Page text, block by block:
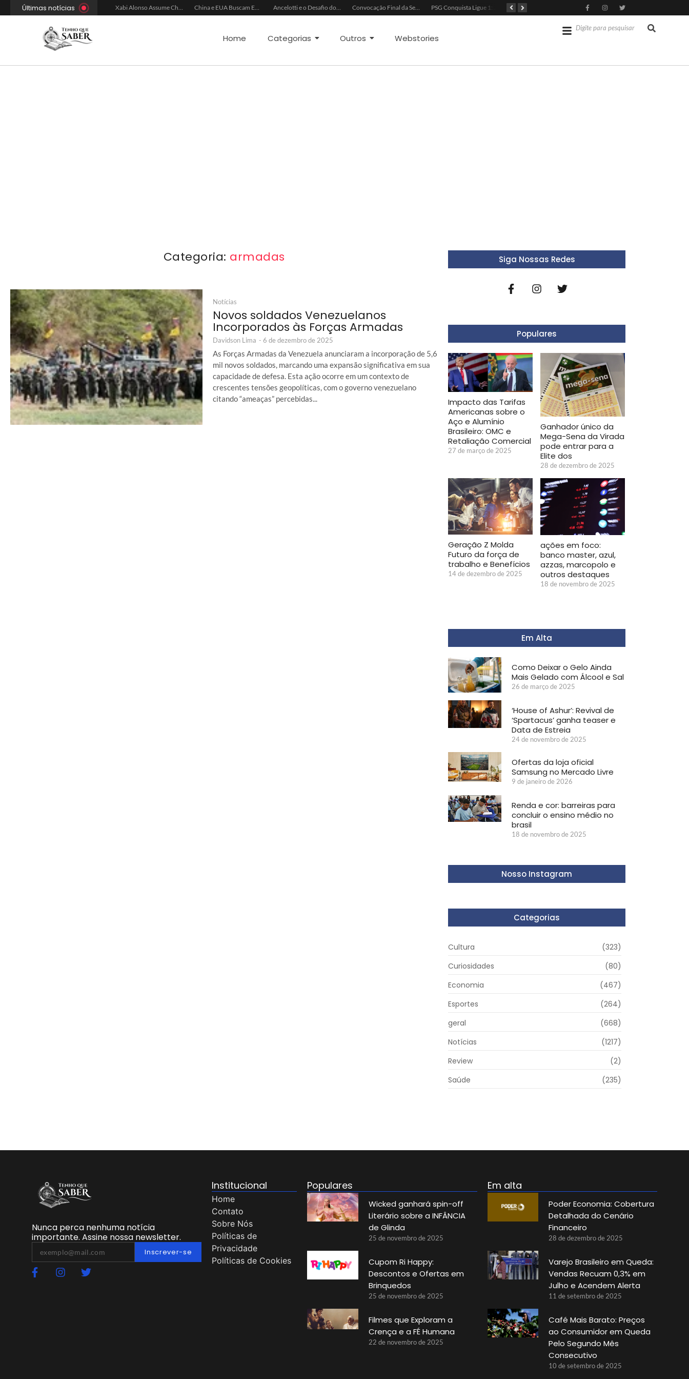
Últimas notícias Xabi Alonso Assume Chelsea: Nova Estratégia Gerencial e Contrato Até 2030 China e EUA Buscam Expansão do Comércio Agrícola Ancelotti e o Desafio dos Goleiros na Seleção Convocação Final da Seleção Brasileira para a Copa do Mundo 2026
Home Categorias Outros Webstories
Categoria: armadas
Notícias
Novos soldados Venezuelanos
Incorporados às Forças Armadas
Davidson Lima - 6 de dezembro de 2025
As Forças Armadas da Venezuela anunciaram a incorporação de 5,6
mil novos soldados, marcando uma expansão significativa em sua
capacidade de defesa. Esta ação ocorre em um contexto de
crescentes tensões geopolíticas, com o governo venezuelano
citando “ameaças” percebidas...
Siga Nossas Redes
Populares
Impacto das Tarifas
Americanas sobre o
Aço e Alumínio
Brasileiro: OMC e
Retaliação Comercial
27 de março de 2025
Ganhador único da
Mega-Sena da Virada
pode entrar para a
Elite dos
28 de dezembro de 2025
Geração Z Molda
Futuro da força de
trabalho e Benefícios
14 de dezembro de 2025
ações em foco:
banco master, azul,
azzas, marcopolo e
outros destaques
18 de novembro de 2025
Em Alta
Como Deixar o Gelo Ainda
Mais Gelado com Álcool e Sal
26 de março de 2025
‘House of Ashur’: Revival de
‘Spartacus’ ganha teaser e
Data de Estreia
24 de novembro de 2025
Ofertas da loja oficial
Samsung no Mercado Livre
9 de janeiro de 2026
Renda e cor: barreiras para
concluir o ensino médio no
brasil
18 de novembro de 2025
Nosso Instagram
Categorias
Cultura
(323)
Curiosidades
(80)
Economia
(467)
Esportes
(264)
geral
(668)
Notícias
(1217)
Review
(2)
Saúde
(235)
Nunca perca nenhuma notícia
importante. Assine nossa newsletter.
Inscrever-se
Institucional
Home
Contato
Sobre Nós
Políticas de
Privacidade
Políticas de Cookies
Populares
Wicked ganhará spin-off
Literário sobre a INFÂNCIA
de Glinda
25 de novembro de 2025
Cupom Ri Happy:
Descontos e Ofertas em
Brinquedos
25 de novembro de 2025
Filmes que Exploram a
Crença e a FÉ Humana
22 de novembro de 2025
Em alta
Poder Economia: Cobertura
Detalhada do Cenário
Financeiro
28 de dezembro de 2025
Varejo Brasileiro em Queda:
Vendas Recuam 0,3% em
Julho e Acendem Alerta
11 de setembro de 2025
Café Mais Barato: Preços
ao Consumidor em Queda
Pelo Segundo Mês
Consecutivo
10 de setembro de 2025